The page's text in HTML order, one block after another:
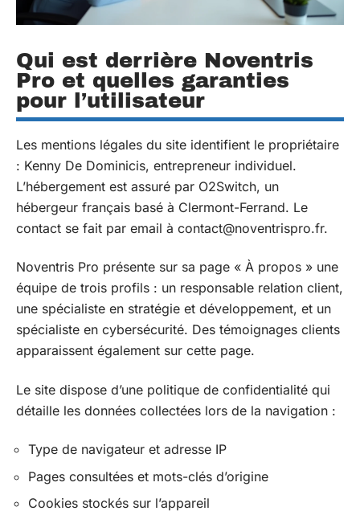
Qui est derrière Noventris
Pro et quelles garanties
pour l’utilisateur
Les mentions légales du site identifient le propriétaire
: Kenny De Dominicis, entrepreneur individuel.
L’hébergement est assuré par O2Switch, un
hébergeur français basé à Clermont-Ferrand. Le
contact se fait par email à contact@noventrispro.fr.
Noventris Pro présente sur sa page « À propos » une
équipe de trois profils : un responsable relation client,
une spécialiste en stratégie et développement, et un
spécialiste en cybersécurité. Des témoignages clients
apparaissent également sur cette page.
Le site dispose d’une politique de confidentialité qui
détaille les données collectées lors de la navigation :
Type de navigateur et adresse IP
Pages consultées et mots-clés d’origine
Cookies stockés sur l’appareil